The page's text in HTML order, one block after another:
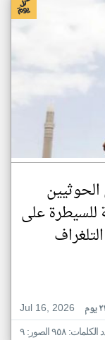
للسيطرة على
Jul 16, 2026
٩٥٨ الصور: ٩